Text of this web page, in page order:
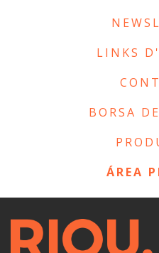
LINKS
BORSA
ÁREA